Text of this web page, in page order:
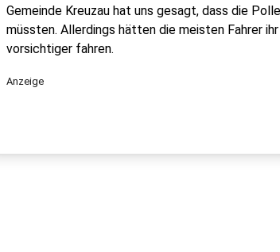
Gemeinde Kreuzau hat uns gesagt, dass die
müssten. Allerdings hätten die meisten Fahrer
vorsichtiger fahren.
Anzeige